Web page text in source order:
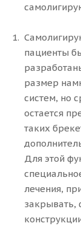
пациенты
размер
систем, но
остается
таких
Для этой
лечения,
закрывать,